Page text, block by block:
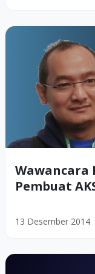
Wawancara
Pembuat
13 Desember 2014